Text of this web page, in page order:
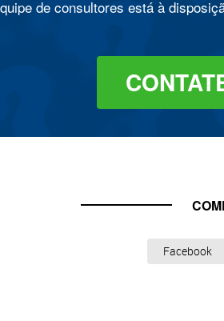
de consultores está à
Facebook